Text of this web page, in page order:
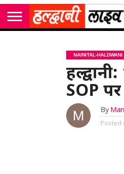
NAINITAL-HALDWANI
SOP
By
Posted